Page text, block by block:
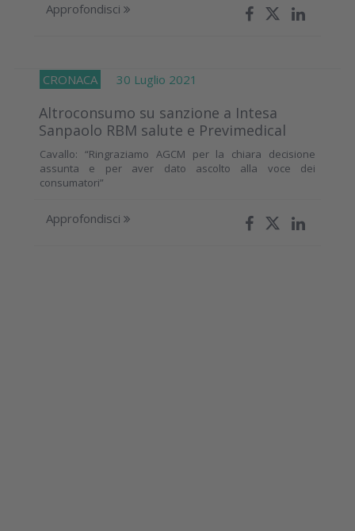
Approfondisci
CRONACA 30 Luglio 2021
Altroconsumo su sanzione a Intesa
Sanpaolo RBM salute e Previmedical
Cavallo: “Ringraziamo AGCM per la chiara decisione
assunta e per aver dato ascolto alla voce dei
consumatori”
Approfondisci